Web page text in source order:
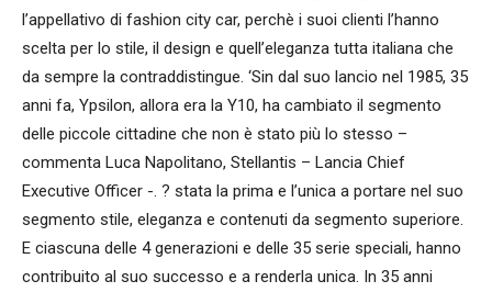
l’appellativo di fashion city car, perchè i suoi clienti l’hanno
scelta per lo stile, il design e quell’eleganza tutta italiana che
da sempre la contraddistingue. ‘Sin dal suo lancio nel 1985, 35
anni fa, Ypsilon, allora era la Y10, ha cambiato il segmento
delle piccole cittadine che non è stato più lo stesso –
commenta Luca Napolitano, Stellantis – Lancia Chief
Executive Officer -. ? stata la prima e l’unica a portare nel suo
segmento stile, eleganza e contenuti da segmento superiore.
E ciascuna delle 4 generazioni e delle 35 serie speciali, hanno
contribuito al suo successo e a renderla unica. In 35 anni